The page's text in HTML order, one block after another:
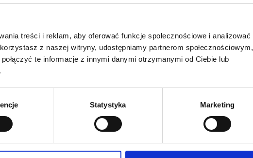
treści i reklam, aby oferować funkcje społecznościowe i analizować
z naszej witryny, udostępniamy partnerom społecznościowym,
te informacje z innymi danymi otrzymanymi od Ciebie lub
Statystyka Marketing
Zapytaj o produkt